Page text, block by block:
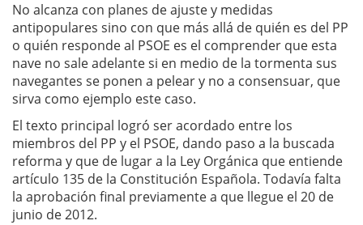
No alcanza con planes de ajuste y medidas
antipopulares sino con que más allá de quién es del PP
o quién responde al PSOE es el comprender que esta
nave no sale adelante si en medio de la tormenta sus
navegantes se ponen a pelear y no a consensuar, que
sirva como ejemplo este caso.
El texto principal logró ser acordado entre los
miembros del PP y el PSOE, dando paso a la buscada
reforma y que de lugar a la Ley Orgánica que entiende
artículo 135 de la Constitución Española. Todavía falta
la aprobación final previamente a que llegue el 20 de
junio de 2012.